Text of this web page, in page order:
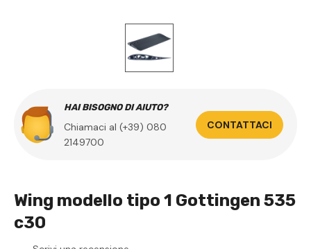
HAI BISOGNO DI AIUTO?
Chiamaci al (+39) 080
2149700
CONTATTACI
Wing modello tipo 1 Gottingen 535
c30